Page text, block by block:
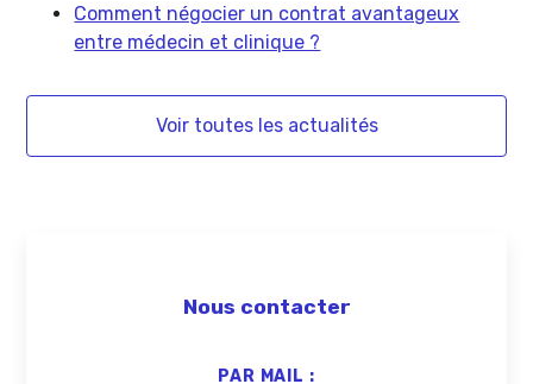
Comment négocier un contrat avantageux
entre médecin et clinique ?
Voir toutes les actualités
Nous contacter
PAR MAIL :